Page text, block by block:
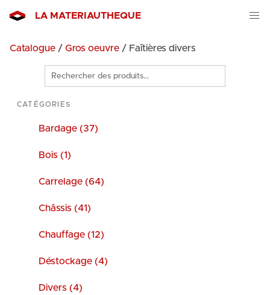
LA MATERIAUTHEQUE
Catalogue / Gros oeuvre / Faîtières divers
Rechercher
des
produits
CATÉGORIES
Bardage (37)
Bois (1)
Carrelage (64)
Châssis (41)
Chauffage (12)
Déstockage (4)
Divers (4)